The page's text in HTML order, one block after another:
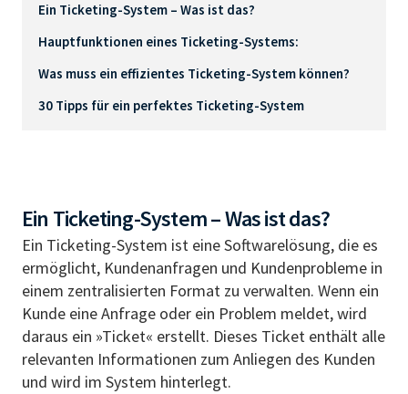
Ein Ticketing-System – Was ist das?
Hauptfunktionen eines Ticketing-Systems:
Was muss ein effizientes Ticketing-System können?
30 Tipps für ein perfektes Ticketing-System
Ein Ticketing-System – Was ist das?
Ein Ticketing-System ist eine Softwarelösung, die es
ermöglicht, Kundenanfragen und Kundenprobleme in
einem zentralisierten Format zu verwalten. Wenn ein
Kunde eine Anfrage oder ein Problem meldet, wird
daraus ein »Ticket« erstellt. Dieses Ticket enthält alle
relevanten Informationen zum Anliegen des Kunden
und wird im System hinterlegt.